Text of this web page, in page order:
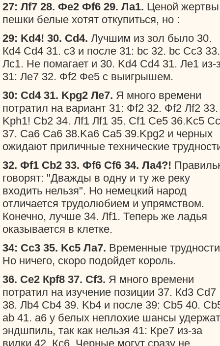
27: Лf7 28. Фе2 Фf6 29. Ла1. Ценой жертвы
пешки белые хотят откупиться, но :
29: Kd4! 30. Cd4. Лучшим из зол было 30.
Кd4 Cd4 31. c3 и после 31: bc 32. bc Cc3 33.
Лс1. Не помагает и 30. Kd4 Cd4 31. Ле1 из-
31: Ле7 32. Фf2 Фе5 с выигрышем.
30: Cd4 31. Kpg2 Ле7. Я много времени
потратил на вариант 31: Фf2 32. Фf2 Лf2 33.
Kph1! Cb2 34. Лf1 Лf1 35. Cf1 Ce5 36.Kc5
37. Ca6 Ca6 38.Ka6 Ca5 39.Kpg2 и черных
ожидают приличные технические
32. Фf1 Cb2 33. Фf6 Cf6 34. Ла4?!
говорят: "Дважды в одну и ту же реку
входить нельзя". Но немецкий народ
отличается трудолюбием и упрямством.
Конечно, лучше 34. Лf1. Теперь же ладья
оказывается в клетке.
34: Сc3 35. Kc5 Ла7. Временные
Но ничего, скоро подойдет король.
36. Се2 Крf8 37. Cf3. Я много времени
потратил на изучение позиции 37. Кd3 Cd7
38. Лb4 Cb4 39. Kb4 и после 39: Cb5 40.
ab 41. a6 у белых неплохие шансы
эндшпиль, так как нельзя 41: Кре7 из-за
вилки 42. Кс6. Черные могут сразу не